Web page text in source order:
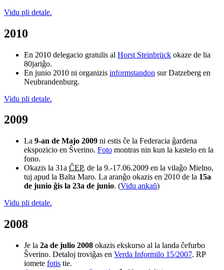
Vidu pli detale.
2010
En 2010 delegacio gratulis al Horst Steinbrück okaze de lia
80jariĝo.
En junio 2010 ni organizis informstandon sur Datzeberg en
Neubrandenburg.
Vidu pli detale.
2009
La 9-an de Majo 2009 ni estis ĉe la Federacia ĝardena
ekspozicio en Ŝverino. Foto montras nin kun la kastelo en la
fono.
Okazis la 31a ĈEP, de la 9.-17.06.2009 en la vilaĝo Mielno,
tuj apud la Balta Maro. La aranĝo okazis en 2010 de la 15a
de junio ĝis la 23a de junio. (Vidu ankaŭ)
Vidu pli detale.
2008
Je la 2a de julio 2008 okazis ekskurso al la landa ĉefurbo
Ŝverino. Detaloj troviĝas en Verda Informilo 15/2007. RP
iomete fotis tie.